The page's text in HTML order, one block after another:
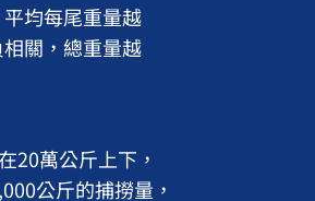
均每尾重量越
關，總重量越
萬公斤上下，
公斤的捕撈量，